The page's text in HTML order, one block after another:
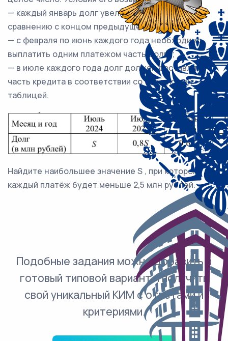
— каждый январь долг увеличивается на 14 % по
сравнению с концом предыдущего года;
— с февраля по июнь каждого года необходимо
выплатить одним платежом часть долга;
— в июле каждого года долг должен составлять
часть кредита в соответствии со следующей
таблицей.
Найдите наибольшее значение S , при котором
каждый платёж будет меньше 2,5 млн рублей.
Подобные задания можно добавить в
готовый типовой вариант и получить
свой уникальный КИМ с ответами и
критериями.